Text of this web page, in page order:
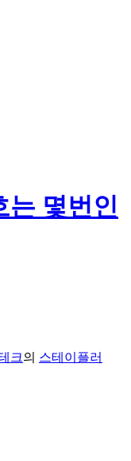
는 몇번인
크의 스테이플러